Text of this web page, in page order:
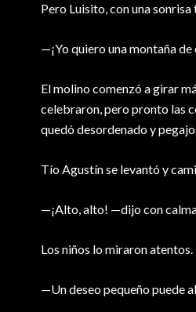
Pero Luisito, con una
—¡Yo quiero una montaña
El molino comenzó a girar
celebraron, pero pronto las
quedó desordenado y
Tío Agustín se levantó y
—¡Alto, alto! —dijo con
Los niños lo miraron atentos.
—Un deseo pequeño puede